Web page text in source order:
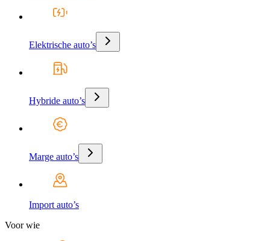
Elektrische auto’s
Hybride auto’s
Marge auto’s
Import auto’s
Voor wie